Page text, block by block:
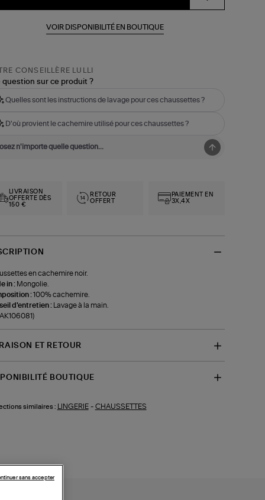
VOIR DISPONIBILITÉ EN BOUTIQUE
CONSEILLÈRE LULLI
question sur ce produit ?
Quelles sont les instructions de lavage pour ces chaussettes ?
D'où provient le cachemire utilisé pour ces chaussettes ?
LIVRAISON
OFFERTE DÈS
150 €
RETOUR
OFFERT
PAIEMENT EN
3X,4X
en cachemire noir.
in : Mongolie.
:100% cachemire.
d'entretien :
Lavage à la main.
ET RETOUR
BOUTIQUE
similaires : LINGERIE- CHAUSSETTES
sans accepter